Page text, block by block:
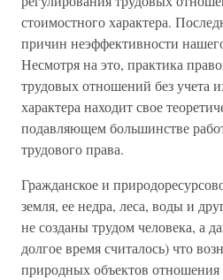
стоимостного характера.
причин неэффективности
Несмотря на это, практика
трудовых отношений без учета
характера находит свое
подавляющем большинстве
трудового права.
Гражданское и
земля, ее недра, леса, воды и
не созданы трудом человека, а
долгое время считалось) что
природных объектов